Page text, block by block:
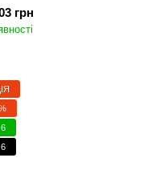
грн
6
6